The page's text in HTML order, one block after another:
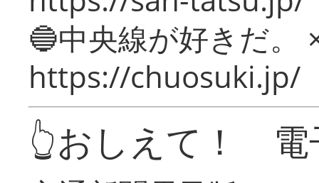
🔵中央線が好きだ。
https://chuosuki.jp/
👆おしえて！ 電